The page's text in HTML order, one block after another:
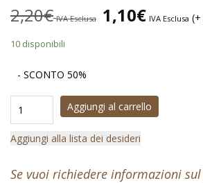
2,20€ IVA Esclusa 1,10€ IVA Esclusa (+
10 disponibili
- SCONTO 50%
Aggiungi al carrello
Aggiungi alla lista dei desideri
Se vuoi richiedere informazioni